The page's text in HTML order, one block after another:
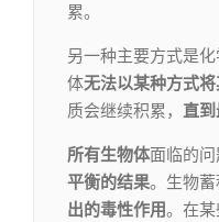
累。
另一种主要方式是
体无法以某种方式
质会继续积累， 直
所有生物体面临的
平衡的结果。生物蓄
出的毒性作用。在